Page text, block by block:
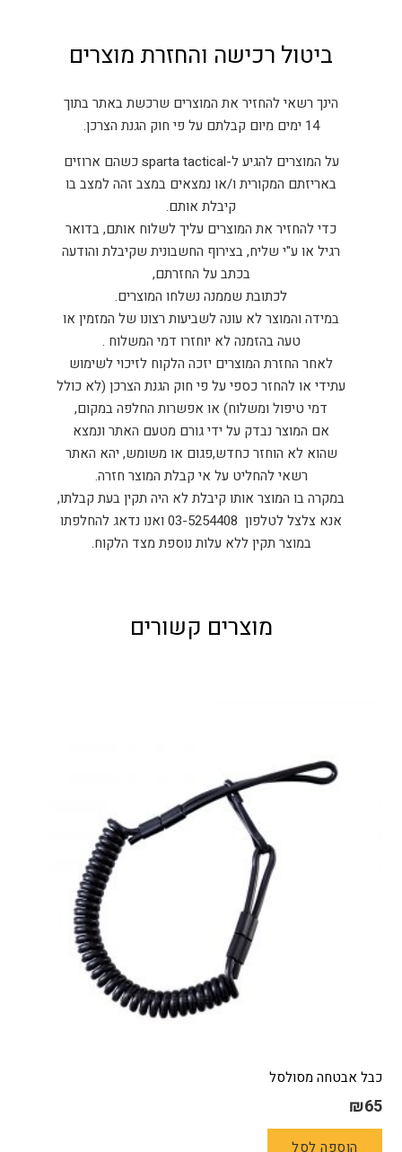
ביטול רכישה והחזרת מוצרים
הינך רשאי להחזיר את המוצרים שרכשת באתר בתוך
14 ימים מיום קבלתם על פי חוק הגנת הצרכן.
על המוצרים להגיע ל-sparta tactical כשהם ארוזים
באריזתם המקורית ו/או נמצאים במצב זהה למצב בו
קיבלת אותם.
כדי להחזיר את המוצרים עליך לשלוח אותם, בדואר
רגיל או ע"י שליח, בצירוף החשבונית שקיבלת והודעה
בכתב על החזרתם,
לכתובת שממנה נשלחו המוצרים.
במידה והמוצר לא עונה לשביעות רצונו של המזמין או
טעה בהזמנה לא יוחזרו דמי המשלוח .
לאחר החזרת המוצרים יזכה הלקוח לזיכוי לשימוש
עתידי או להחזר כספי על פי חוק הגנת הצרכן (לא כולל
דמי טיפול ומשלוח) או אפשרות החלפה במקום,
אם המוצר נבדק על ידי גורם מטעם האתר ונמצא
שהוא לא הוחזר כחדש,פגום או משומש, יהא האתר
רשאי להחליט על אי קבלת המוצר חזרה.
במקרה בו המוצר אותו קיבלת לא היה תקין בעת קבלתו,
אנא צלצל לטלפון 03-5254408 ואנו נדאג להחלפתו
במוצר תקין ללא עלות נוספת מצד הלקוח.
מוצרים קשורים
כבל אבטחה מסולסל
₪65
הוספה לסל